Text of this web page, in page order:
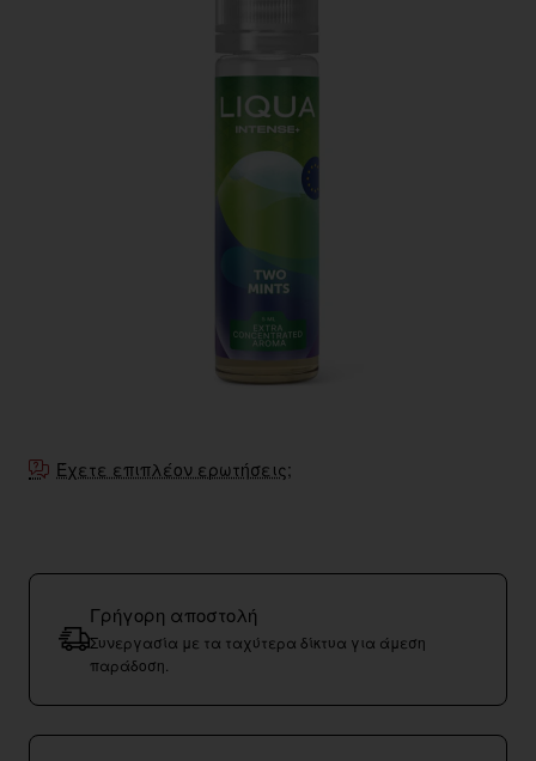
Έχετε επιπλέον ερωτήσεις;
Γρήγορη αποστολή
Συνεργασία με τα ταχύτερα δίκτυα για άμεση
παράδοση.